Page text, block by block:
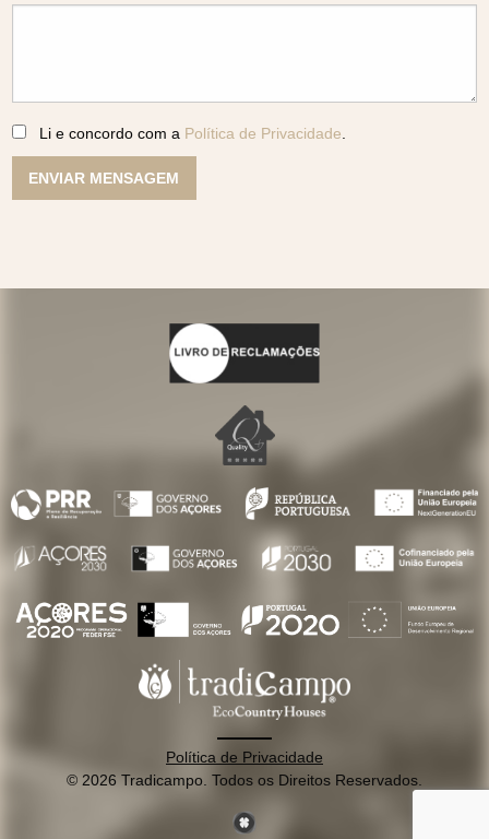
Li e concordo com a Política de Privacidade
ENVIAR MENSAGEM
Política de Privacidade
© 2026 Tradicampo. Todos os Direitos Reservados.